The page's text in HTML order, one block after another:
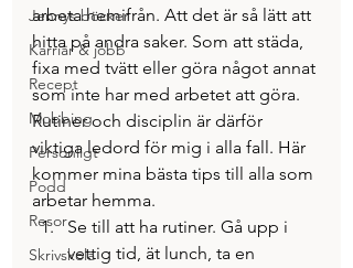
Jennys böcker
Karriär & jobb
Recept
Mobbing
Personligt
Podd
Resor
Skrivskola
arbeta hemifrån. Att det är så lätt att
hitta på andra saker. Som att städa,
fixa med tvätt eller göra något annat
som inte har med arbetet att göra.
Rutiner och disciplin är därför
viktiga ledord för mig i alla fall. Här
kommer mina bästa tips till alla som
arbetar hemma.
Se till att ha rutiner. Gå upp i
vettig tid, ät lunch, ta en